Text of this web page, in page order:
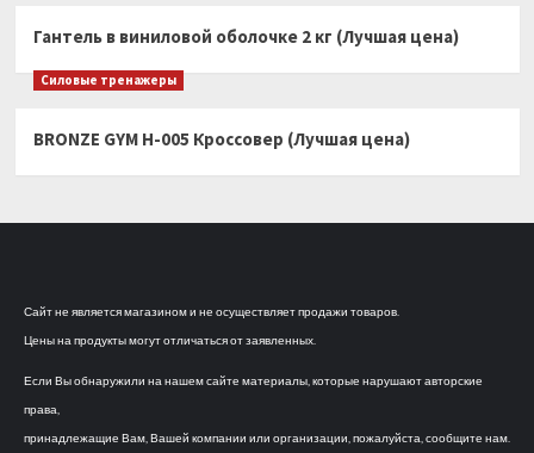
Гантель в виниловой оболочке 2 кг (Лучшая цена)
Силовые тренажеры
BRONZE GYM H-005 Кроссовер (Лучшая цена)
Сайт не является магазином и не осуществляет продажи товаров.
Цены на продукты могут отличаться от заявленных.
Если Вы обнаружили на нашем сайте материалы, которые нарушают авторские
права,
принадлежащие Вам, Вашей компании или организации, пожалуйста, сообщите нам.